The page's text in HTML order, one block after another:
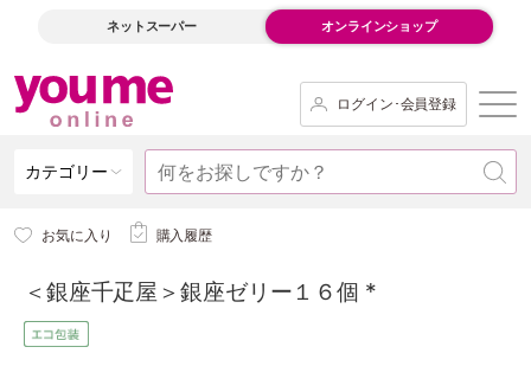
ネットスーパー オンラインショップ
ログイン･会員登録
カテゴリー
お気に入り 購入履歴
＜銀座千疋屋＞銀座ゼリー１６個 *